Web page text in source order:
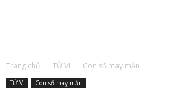
Trang chủ TỬ VI Con số may mắn
TỬ VI Con số may mắn